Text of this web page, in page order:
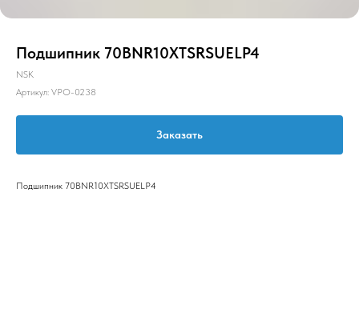
Подшипник 70BNR10XTSRSUELP4
NSK
Артикул: VPO-0238
Заказать
Подшипник 70BNR10XTSRSUELP4